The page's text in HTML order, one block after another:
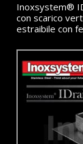
Inoxsystem®
con scarico
estraibile con